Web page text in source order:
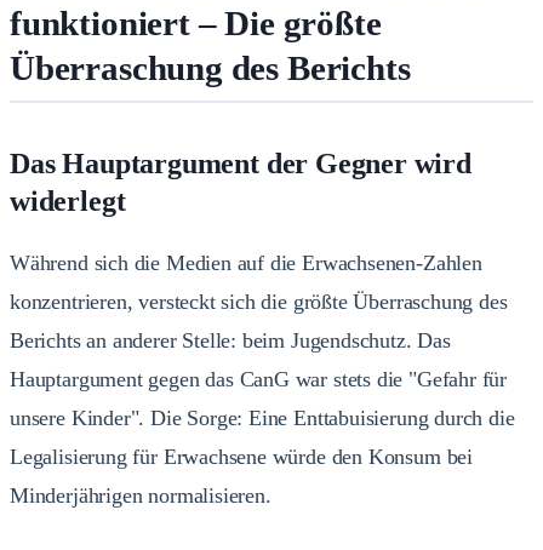
funktioniert – Die größte
Überraschung des Berichts
Das Hauptargument der Gegner wird
widerlegt
Während sich die Medien auf die Erwachsenen-Zahlen
konzentrieren, versteckt sich die größte Überraschung des
Berichts an anderer Stelle: beim Jugendschutz. Das
Hauptargument gegen das CanG war stets die "Gefahr für
unsere Kinder". Die Sorge: Eine Enttabuisierung durch die
Legalisierung für Erwachsene würde den Konsum bei
Minderjährigen normalisieren.